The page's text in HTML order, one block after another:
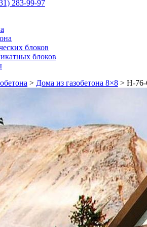
283-99-97
блоков
блоков
> Дома из газобетона 8×8 > Н-76-